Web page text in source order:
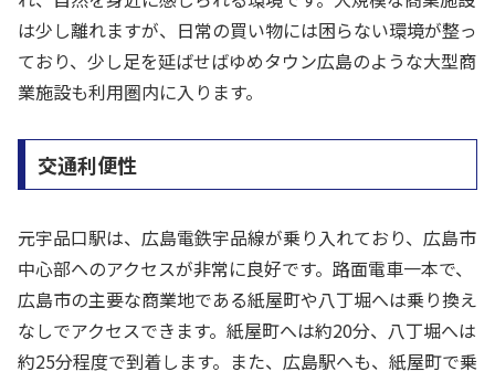
は少し離れますが、日常の買い物には困らない環境が整っ
ており、少し足を延ばせばゆめタウン広島のような大型商
業施設も利用圏内に入ります。
交通利便性
元宇品口駅は、広島電鉄宇品線が乗り入れており、広島市
中心部へのアクセスが非常に良好です。路面電車一本で、
広島市の主要な商業地である紙屋町や八丁堀へは乗り換え
なしでアクセスできます。紙屋町へは約20分、八丁堀へは
約25分程度で到着します。また、広島駅へも、紙屋町で乗